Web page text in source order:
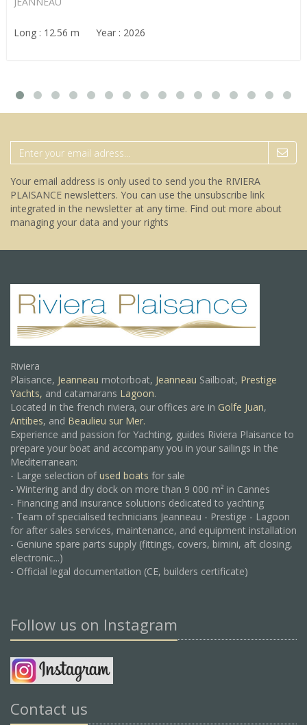
Long : 12.56 m Year : 2026
Your email address is only used to send you the RIVIERA
PLAISANCE newsletters. You can use the unsubscribe link
integrated in the newsletter at any time. Find out more about
managing your data and your rights
Riviera
Plaisance, Jeanneau motorboat, Jeanneau Sailboat, Prestige
Yachts, and catamarans Lagoon.
Located in the french riviera, our offices are in Golfe Juan,
Antibes, and Beaulieu sur Mer.
Experience and passion for Yachting, guides Riviera Plaisance to
prepare your boat and accompany you in your sailings in the
Mediterranean:
- Large selection ofused boats for sale
- Wintering and dry dock on more than 9 000 m² in Cannes
- Financing and insurance solutions dedicated to yachting
- Team of specialised technicians Jeanneau - Prestige - Lagoon
for after sales services, maintenance, and equipment installation
- Geniune spare parts supply (fittings, covers, bimini, aft closing,
electronic...)
- Official legal documentation (CE, builders certificate)
Follow us on Instagram
Contact us